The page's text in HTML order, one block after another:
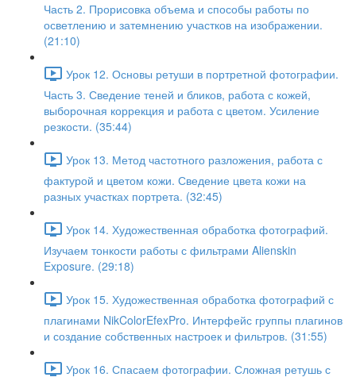
Часть 2. Прорисовка объема и способы работы по
осветлению и затемнению участков на изображении.
(21:10)
Урок 12. Основы ретуши в портретной фотографии.
Часть 3. Сведение теней и бликов, работа с кожей,
выборочная коррекция и работа с цветом. Усиление
резкости. (35:44)
Урок 13. Метод частотного разложения, работа с
фактурой и цветом кожи. Сведение цвета кожи на
разных участках портрета. (32:45)
Урок 14. Художественная обработка фотографий.
Изучаем тонкости работы с фильтрами Alienskin
Exposure. (29:18)
Урок 15. Художественная обработка фотографий с
плагинами NikColorEfexPro. Интерфейс группы плагинов
и создание собственных настроек и фильтров. (31:55)
Урок 16. Спасаем фотографии. Сложная ретушь с